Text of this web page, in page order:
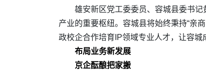
雄安新区党工委委员、容城县委书
产业的重要枢纽。容城县将始终秉持“亲
政校企合作培育IP领域专业人才，让容城
布局业务新发展
京企酝酿把家搬